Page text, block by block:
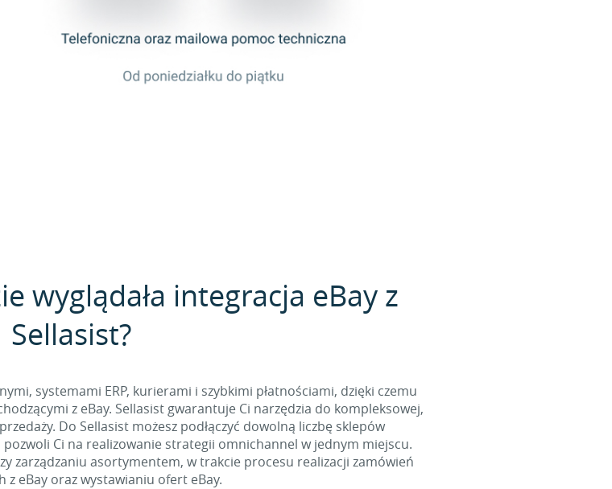
wyglądała integracja eBay z
Sellasist?
systemami ERP, kurierami i szybkimi płatnościami, dzięki czemu
z eBay. Sellasist gwarantuje Ci narzędzia do kompleksowej,
Do Sellasist możesz podłączyć dowolną liczbę sklepów
Ci na realizowanie strategii omnichannel w jednym miejscu.
zarządzaniu asortymentem, w trakcie procesu realizacji zamówień
z eBay oraz wystawianiu ofert eBay.